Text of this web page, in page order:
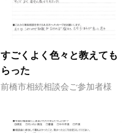
すごくよく色々と教えても
らった
前橋市相続相談会ご参加者様